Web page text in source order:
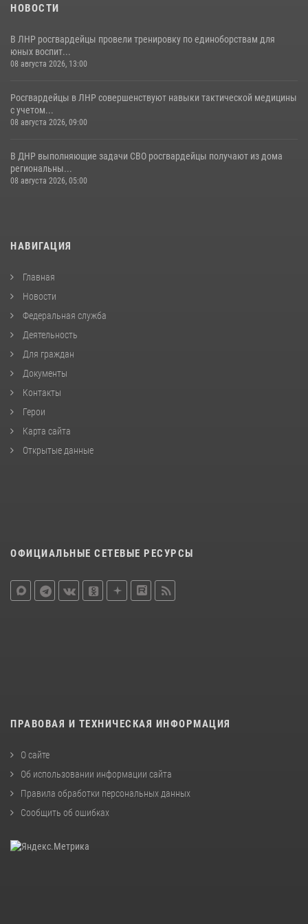
НОВОСТИ
В ЛНР росгвардейцы провели тренировку по единоборствам для
юных воспит...
08 августа 2026, 13:00
Росгвардейцы в ЛНР совершенствуют навыки тактической медицины
с учетом...
08 августа 2026, 09:00
В ДНР выполняющие задачи СВО росгвардейцы получают из дома
региональны...
08 августа 2026, 05:00
НАВИГАЦИЯ
Главная
Новости
Федеральная служба
Деятельность
Для граждан
Документы
Контакты
Герои
Карта сайта
Открытые данные
ОФИЦИАЛЬНЫЕ СЕТЕВЫЕ РЕСУРСЫ
ПРАВОВАЯ И ТЕХНИЧЕСКАЯ ИНФОРМАЦИЯ
О сайте
Об использовании информации сайта
Правила обработки персональных данных
Сообщить об ошибках